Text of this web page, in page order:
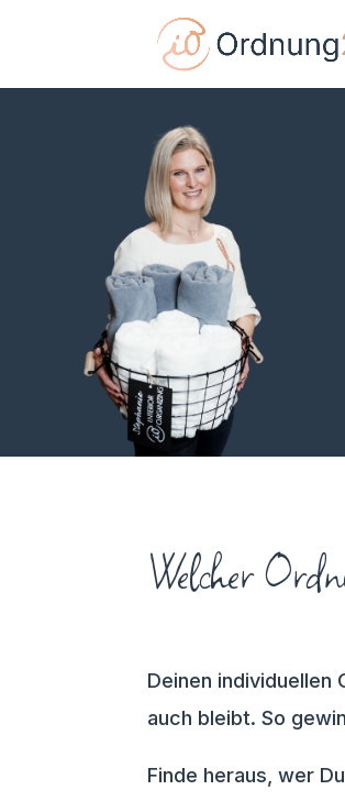
Welcher
Deinen individuellen
auch bleibt. So
Finde heraus, wer